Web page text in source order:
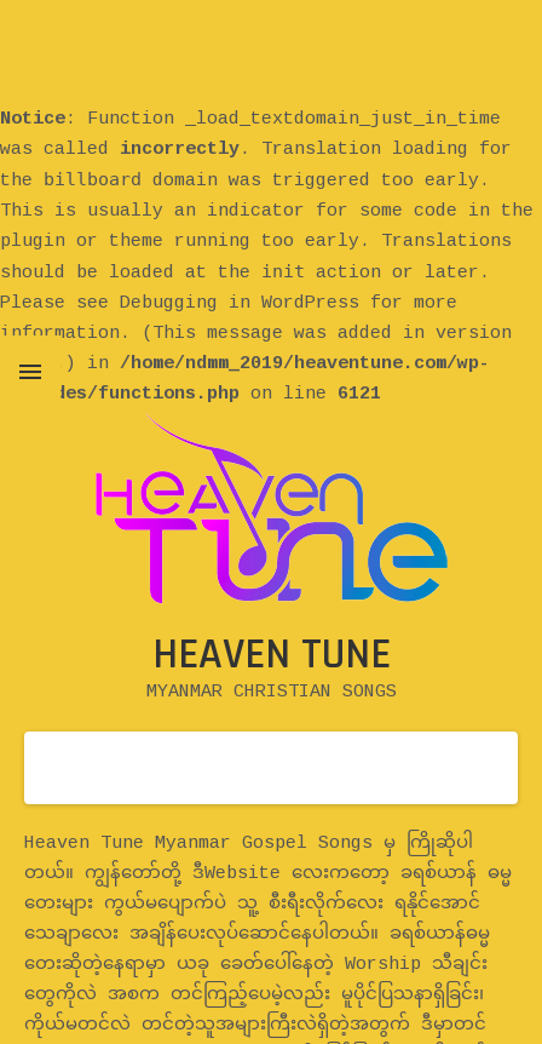
Notice: Function _load_textdomain_just_in_time
was called incorrectly. Translation loading for
the billboard domain was triggered too early.
This is usually an indicator for some code in the
plugin or theme running too early. Translations
should be loaded at the init action or later.
Please see Debugging in WordPress for more
information. (This message was added in version
6.7.0.) in /home/ndmm_2019/heaventune.com/wp-
includes/functions.php on line 6121
HEAVEN TUNE
MYANMAR CHRISTIAN SONGS
Home
Heaven Tune Myanmar Gospel Songs မှ ကြိုဆိုပါ
တယ်။ ကျွန်တော်တို့ ဒီWebsite လေးကတော့ ခရစ်ယာန် ဓမ္မ
တေးများ ကွယ်မပျောက်ပဲ သူ့ စီးရီးလိုက်လေး ရနိုင်အောင်
သေချာလေး အချိန်ပေးလုပ်ဆောင်နေပါတယ်။ ခရစ်ယာန်ဓမ္မ
တေးဆိုတဲ့နေရာမှာ ယခု ခေတ်ပေါ်နေတဲ့ Worship သီချင်း
တွေကိုလဲ အစက တင်ကြည့်ပေမဲ့လည်း မူပိုင်ပြသနာရှိခြင်း၊
ကိုယ်မတင်လဲ တင်တဲ့သူအများကြီးလဲရှိတဲ့အတွက် ဒီမှာတင်